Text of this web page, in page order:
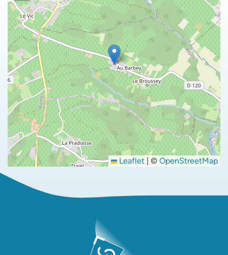
Leaflet |© OpenStreetMap